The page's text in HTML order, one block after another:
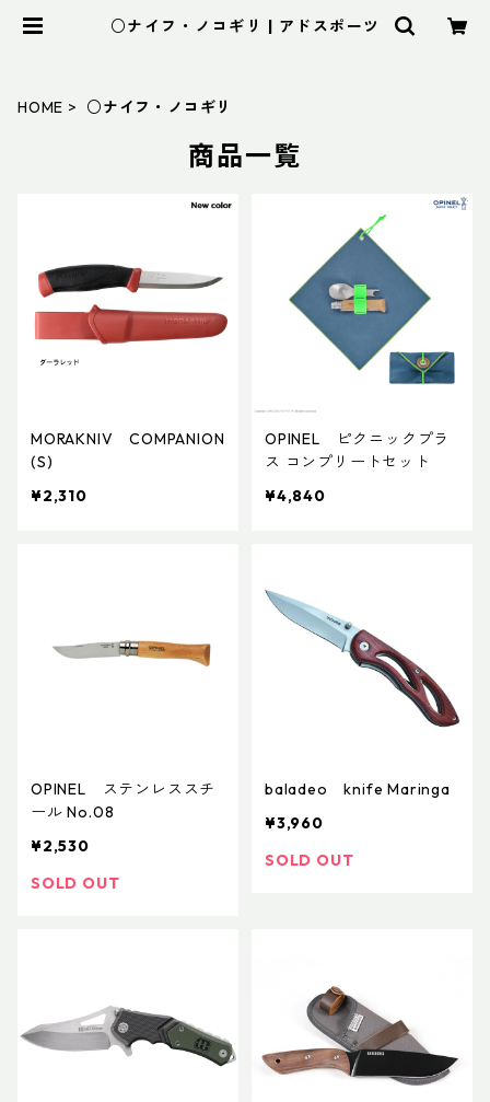
○ナイフ・ノコギリ | アドスポーツ
HOME ○ナイフ・ノコギリ
商品一覧
MORAKNIV COMPANION
(S)
¥2,310
OPINEL ピクニックプラ
ス コンプリートセット
¥4,840
OPINEL ステンレススチ
ール No.08
¥2,530
SOLD OUT
baladeo knife Maringa
¥3,960
SOLD OUT